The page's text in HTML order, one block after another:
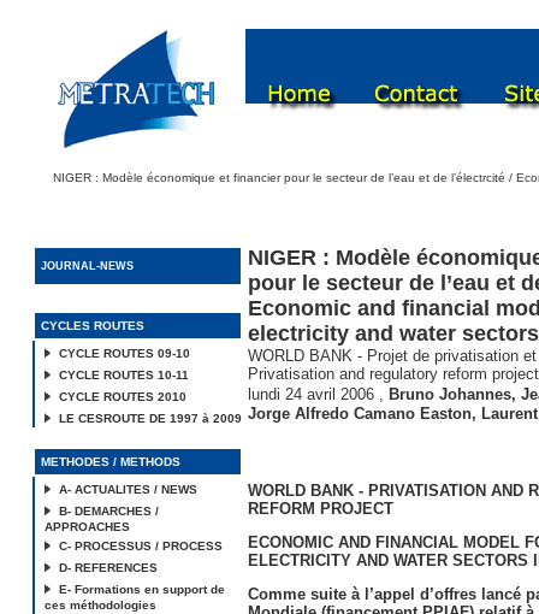
NIGER : Modèle économique et financier pour le secteur de l’eau et de l’électrcité /
JOURNAL-NEWS
CYCLES ROUTES
CYCLE ROUTES 09-10
CYCLE ROUTES 10-11
CYCLE ROUTES 2010
LE CESROUTE DE 1997 à 2009
METHODES / METHODS
A- ACTUALITES / NEWS
B- DEMARCHES /
APPROACHES
C- PROCESSUS / PROCESS
D- REFERENCES
E- Formations en support de
ces méthodologies
NIGER : Modèle
pour le secteur de l’eau et
Economic and financial
electricity and water sectors
WORLD BANK - Projet de privatisation
Privatisation and regulatory reform project
lundi 24 avril 2006 , Bruno Johannes,
Jorge Alfredo Camano Easton,
WORLD BANK - PRIVATISATION AND
REFORM PROJECT
ECONOMIC AND FINANCIAL MODEL
ELECTRICITY AND WATER SECTORS
Comme suite à l’appel d’offres lancé